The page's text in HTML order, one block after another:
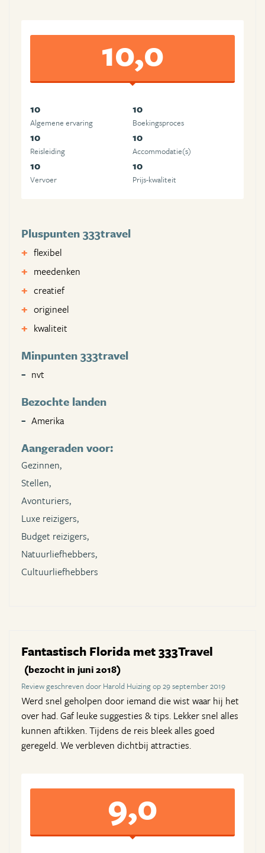
10,0
10
Algemene ervaring
10
Boekingsproces
10
Reisleiding
10
Accommodatie(s)
10
Vervoer
10
Prijs-kwaliteit
Pluspunten 333travel
flexibel
meedenken
creatief
origineel
kwaliteit
Minpunten 333travel
nvt
Bezochte landen
Amerika
Aangeraden voor:
Gezinnen,
Stellen,
Avonturiers,
Luxe reizigers,
Budget reizigers,
Natuurliefhebbers,
Cultuurliefhebbers
Fantastisch Florida met 333Travel
(bezocht in juni 2018)
Review geschreven door Harold Huizing op 29 september 2019
Werd snel geholpen door iemand die wist waar hij het
over had. Gaf leuke suggesties & tips. Lekker snel alles
kunnen aftikken. Tijdens de reis bleek alles goed
geregeld. We verbleven dichtbij attracties.
9,0